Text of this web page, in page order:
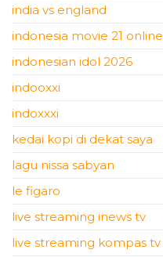
india vs england
indonesia movie 21 online
indonesian idol 2026
indooxxi
indoxxxi
kedai kopi di dekat saya
lagu nissa sabyan
le figaro
live streaming inews tv
live streaming kompas tv